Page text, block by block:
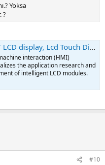
Yoksa
?
Touch Display Panel - Dwin
(HMI) solutions, and
and development and
#10